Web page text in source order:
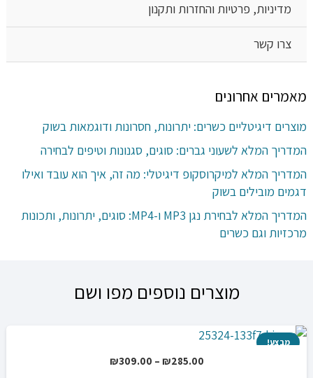
מדיניות, פרטיות והחזרות ותקנון
צרו קשר
מאמרים אחרונים
מוצרים דיגיטליים כשרים: יתרונות, חסרונות ודוגמאות בשוק
המדריך המלא לשעוני גברים: סוגים, סגנונות וטיפים לבחירה
המדריך המלא למיקרוסקופ דיגיטלי: מה זה, איך הוא עובד ואילו
דגמים מובילים בשוק
המדריך המלא לבחירת נגן MP3 ו-MP4: סוגים, יתרונות, ותכונות
מרכזיות וגם כשרים
מוצרים נוספים מפו ושם
מבצע!
₪285.00
–
₪309.00